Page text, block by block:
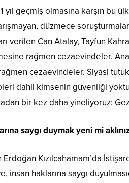
yıl geçmiş olmasına karşın
düzmece
verilen Can Atalay, Tayfun
rağmen cezaevindeler.
cezaevindeler. Siyasi
dahil kimsenin güvenliği
bir kez daha yineliyoruz:
saygı duymak yeni mi
Erdoğan Kızılcahamam’da
insan haklarına saygı